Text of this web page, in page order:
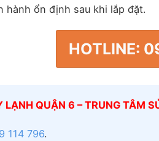
hành ổn định sau khi lắp đặt.
HOTLINE:
LẠNH QUẬN 6 – TRUNG TÂM
114 796.